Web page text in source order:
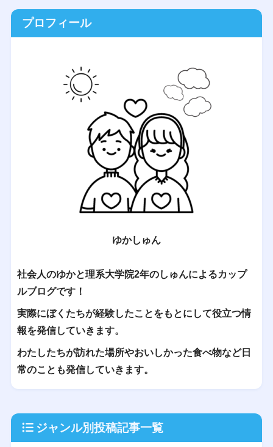
プロフィール
ゆかしゅん
社会人のゆかと理系大学院2年のしゅんによるカップ
ルブログです！
実際にぼくたちが経験したことをもとにして役立つ情
報を発信していきます。
わたしたちが訪れた場所やおいしかった食べ物など日
常のことも発信していきます。
ジャンル別投稿記事一覧